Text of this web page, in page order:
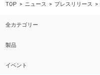
TOP ニュース プレスリリース
全カテゴリー
製品
イベント